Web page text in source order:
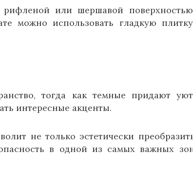
или шершавой
можно использовать гладкую
тогда как темные придают
интересные акценты.
не только эстетически
в одной из самых важных